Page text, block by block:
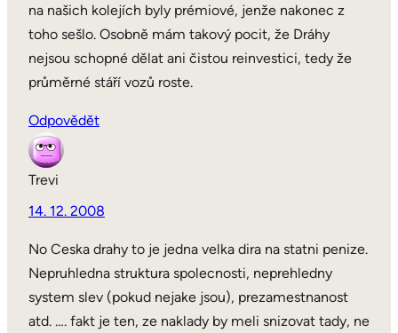
na našich kolejích byly prémiové, jenže nakonec z
toho sešlo. Osobně mám takový pocit, že Dráhy
nejsou schopné dělat ani čistou reinvestici, tedy že
průměrné stáří vozů roste.
Odpovědět
Trevi
14. 12. 2008
No Ceska drahy to je jedna velka dira na statni penize.
Nepruhledna struktura spolecnosti, neprehledny
system slev (pokud nejake jsou), prezamestnanost
atd. …. fakt je ten, ze naklady by meli snizovat tady, ne